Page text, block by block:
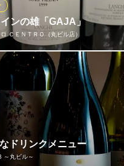
食堂 パパミラノ サピアタワー
タリアン
日本橋口 徒歩1分
区丸の内1-7-12 サピアタワー3F
ンの雄「GAJA」
ＣＥＮＴＲＯ（丸ビル店）
ン界の帝王として、最高峰の地
」。熟成した年月をかんじさ
テ・ヒロ ＣＥＮＴＲＯ（丸ビ
リアン
丸の内口 徒歩2分
区丸の内2-4-1 丸の内ビルディング35F
ドリンクメニュー
～丸ビル～